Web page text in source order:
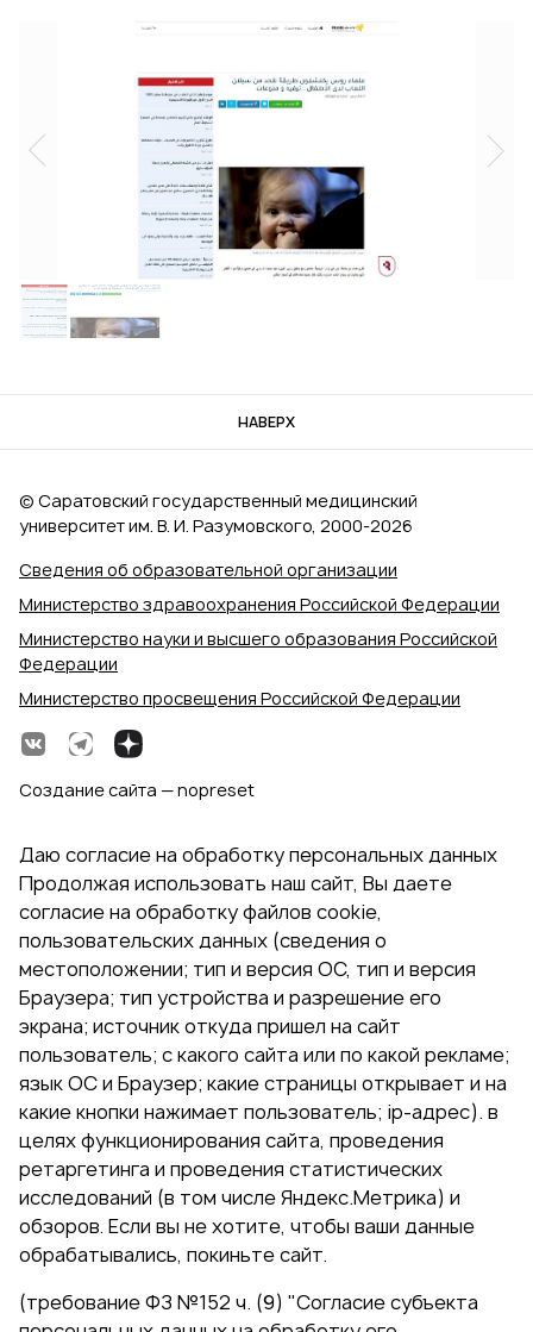
НАВЕРХ
Сведения об образовательной организации
Министерство здравоохранения Российской Федерации
Министерство науки и высшего образования Российской
Федерации
Министерство просвещения Российской Федерации
© Саратовский государственный медицинский
университет им. В. И. Разумовского, 2000‑2026
Создание сайта — nopreset
Даю согласие на обработку персональных данных
Продолжая использовать наш сайт, Вы даете
согласие на обработку файлов cookie,
пользовательских данных (сведения о
местоположении; тип и версия ОС, тип и версия
Браузера; тип устройства и разрешение его
экрана; источник откуда пришел на сайт
пользователь; с какого сайта или по какой рекламе;
язык ОС и Браузер; какие страницы открывает и на
какие кнопки нажимает пользователь; ip-адрес). в
целях функционирования сайта, проведения
ретаргетинга и проведения статистических
исследований (в том числе Яндекс.Метрика) и
обзоров. Если вы не хотите, чтобы ваши данные
обрабатывались, покиньте сайт.
(требование ФЗ №152 ч. (9) "Согласие субъекта